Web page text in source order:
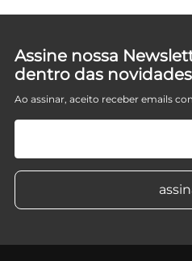
Assine nossa
dentro das
Ao assinar, aceito receber emails